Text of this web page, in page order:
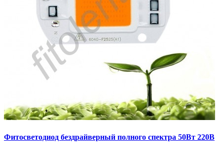
Фитосветодиод бездрайверный полного спектра 50Вт 220В